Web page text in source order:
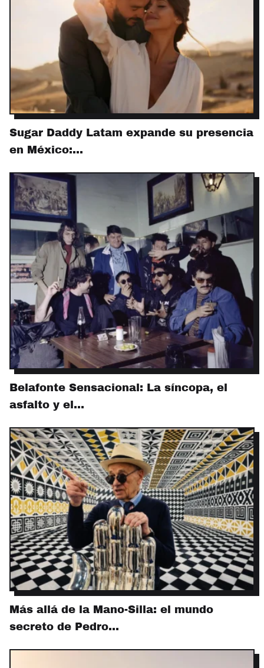
Sugar Daddy Latam expande su presencia
en México:…
Belafonte Sensacional: La síncopa, el
asfalto y el…
Más allá de la Mano-Silla: el mundo
secreto de Pedro…